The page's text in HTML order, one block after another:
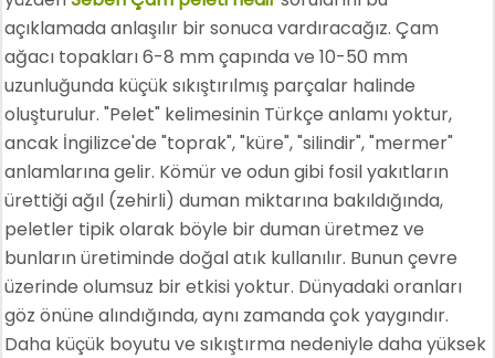
açıklamada anlaşılır bir sonuca vardıracağız. Çam
ağacı topakları 6-8 mm çapında ve 10-50 mm
uzunluğunda küçük sıkıştırılmış parçalar halinde
oluşturulur. "Pelet" kelimesinin Türkçe anlamı yoktur,
ancak İngilizce'de "toprak", "küre", "silindir", "mermer"
anlamlarına gelir. Kömür ve odun gibi fosil yakıtların
ürettiği ağıl (zehirli) duman miktarına bakıldığında,
peletler tipik olarak böyle bir duman üretmez ve
bunların üretiminde doğal atık kullanılır. Bunun çevre
üzerinde olumsuz bir etkisi yoktur. Dünyadaki oranları
göz önüne alındığında, aynı zamanda çok yaygındır.
Daha küçük boyutu ve sıkıştırma nedeniyle daha yüksek